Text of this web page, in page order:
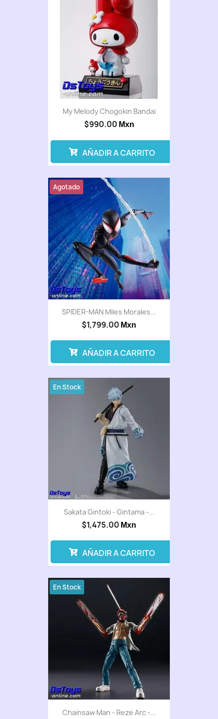
My Melody Chogokin Bandai
$990.00 Mxn
AÑADIR A CARRITO
SPIDER-MAN Miles Morales...
$1,799.00 Mxn
Agotado
AÑADIR A CARRITO
Sakata Gintoki - Gintama -...
$1,475.00 Mxn
En Stock
AÑADIR A CARRITO
Chainsaw Man - Reze Arc -...
En Stock